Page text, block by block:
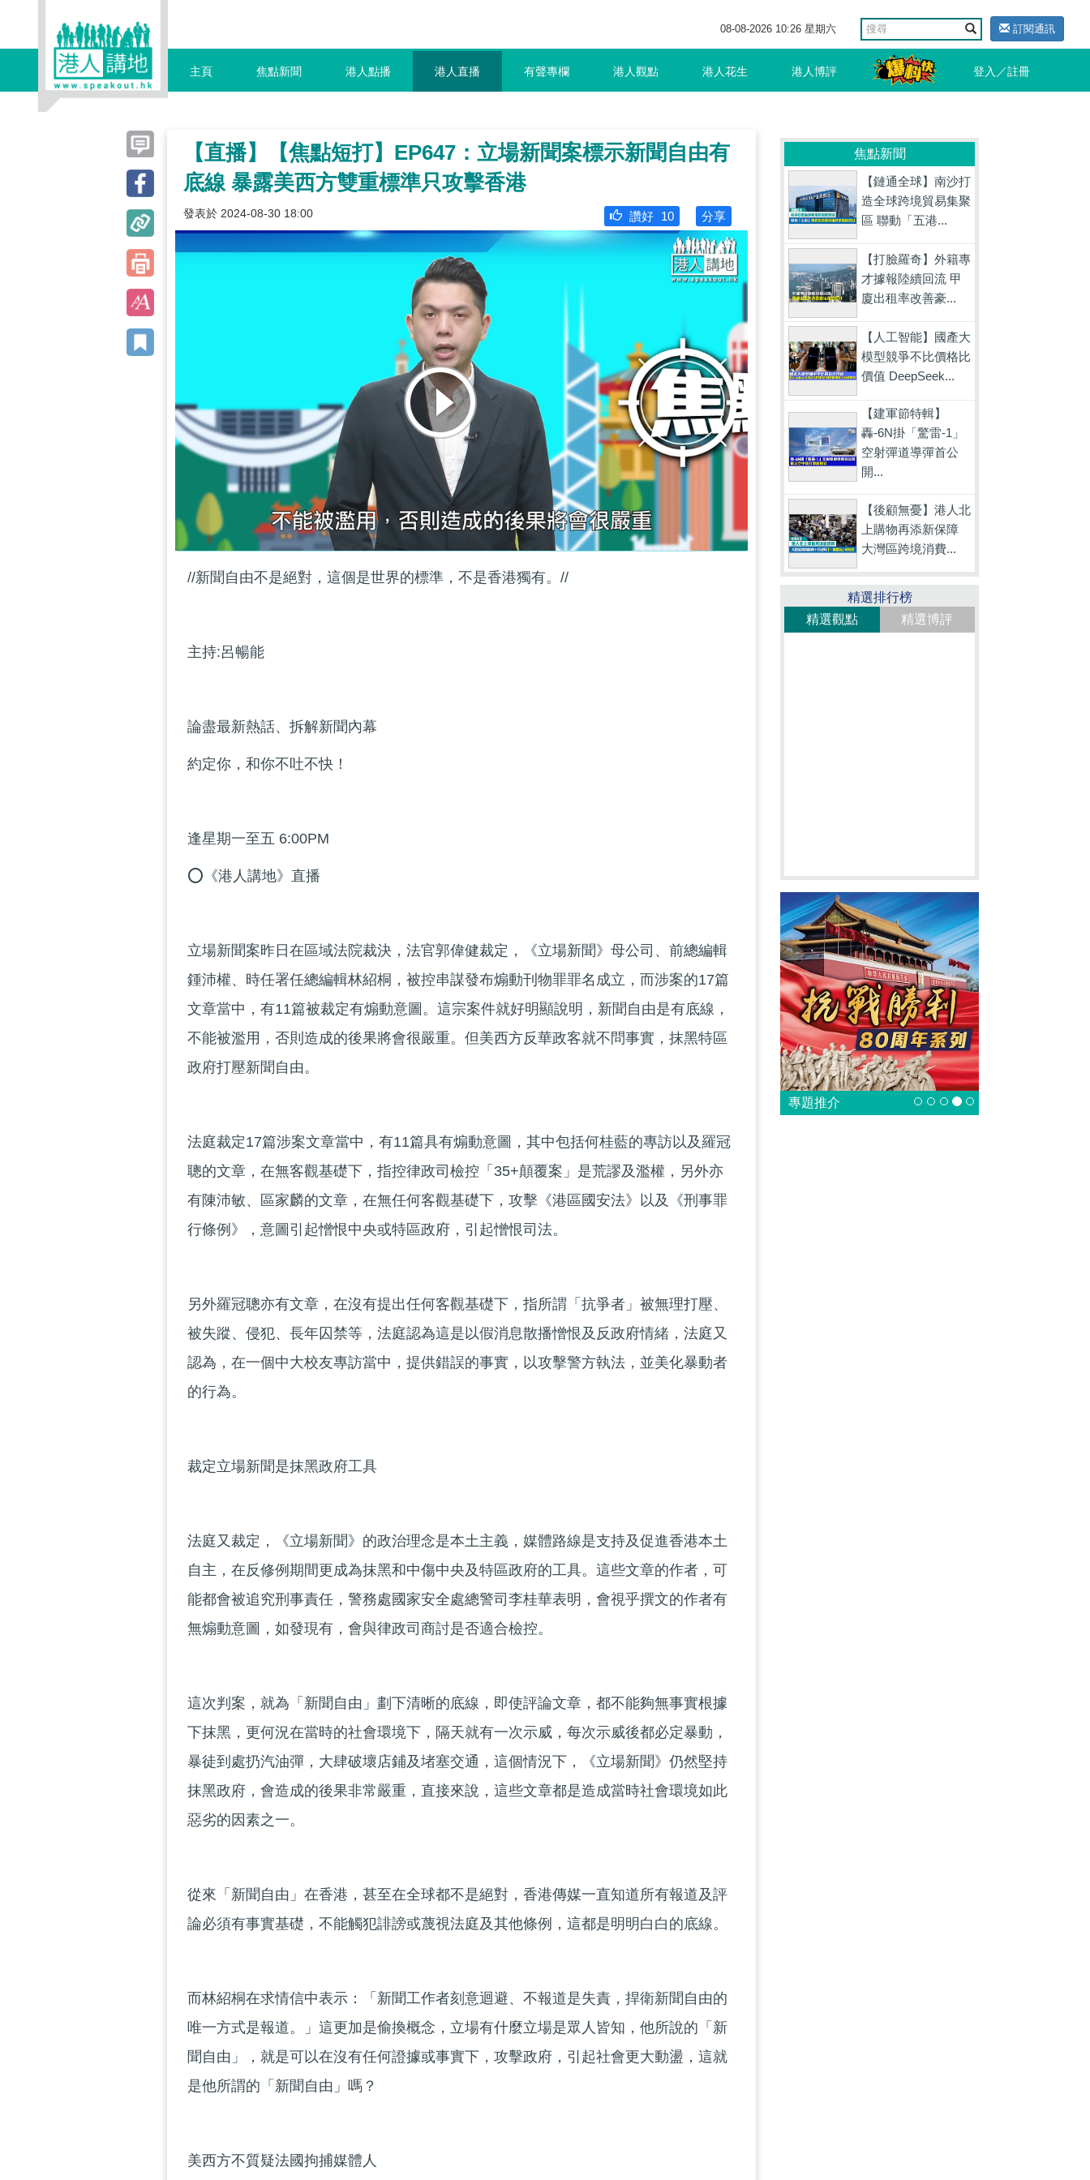
08-08-2026 10:26 星期六 訂閱通訊
主頁 焦點新聞 港人點播 港人直播 有聲專欄 港人觀點 港人花生 港人博評 登入／註冊
【直播】【焦點短打】EP647：立場新聞案標示新聞自由有
底線 暴露美西方雙重標準只攻擊香港
發表於 2024-08-30 18:00 分享
讚好 10
//新聞自由不是絕對，這個是世界的標準，不是香港獨有。//
主持:呂暢能
論盡最新熱話、拆解新聞內幕
約定你，和你不吐不快！
逢星期一至五 6:00PM
⭕《港人講地》直播
立場新聞案昨日在區域法院裁決，法官郭偉健裁定，《立場新聞》母公司、前總編輯
鍾沛權、時任署任總編輯林紹桐，被控串謀發布煽動刊物罪罪名成立，而涉案的17篇
文章當中，有11篇被裁定有煽動意圖。這宗案件就好明顯說明，新聞自由是有底線，
不能被濫用，否則造成的後果將會很嚴重。但美西方反華政客就不問事實，抹黑特區
政府打壓新聞自由。
法庭裁定17篇涉案文章當中，有11篇具有煽動意圖，其中包括何桂藍的專訪以及羅冠
聰的文章，在無客觀基礎下，指控律政司檢控「35+顛覆案」是荒謬及濫權，另外亦
有陳沛敏、區家麟的文章，在無任何客觀基礎下，攻擊《港區國安法》以及《刑事罪
行條例》，意圖引起憎恨中央或特區政府，引起憎恨司法。
另外羅冠聰亦有文章，在沒有提出任何客觀基礎下，指所謂「抗爭者」被無理打壓、
被失蹤、侵犯、長年囚禁等，法庭認為這是以假消息散播憎恨及反政府情緒，法庭又
認為，在一個中大校友專訪當中，提供錯誤的事實，以攻擊警方執法，並美化暴動者
的行為。
裁定立場新聞是抹黑政府工具
法庭又裁定，《立場新聞》的政治理念是本土主義，媒體路線是支持及促進香港本土
自主，在反修例期間更成為抹黑和中傷中央及特區政府的工具。這些文章的作者，可
能都會被追究刑事責任，警務處國家安全處總警司李桂華表明，會視乎撰文的作者有
無煽動意圖，如發現有，會與律政司商討是否適合檢控。
這次判案，就為「新聞自由」劃下清晰的底線，即使評論文章，都不能夠無事實根據
下抹黑，更何況在當時的社會環境下，隔天就有一次示威，每次示威後都必定暴動，
暴徒到處扔汽油彈，大肆破壞店鋪及堵塞交通，這個情況下，《立場新聞》仍然堅持
抹黑政府，會造成的後果非常嚴重，直接來說，這些文章都是造成當時社會環境如此
惡劣的因素之一。
從來「新聞自由」在香港，甚至在全球都不是絕對，香港傳媒一直知道所有報道及評
論必須有事實基礎，不能觸犯誹謗或蔑視法庭及其他條例，這都是明明白白的底線。
而林紹桐在求情信中表示：「新聞工作者刻意迴避、不報道是失責，捍衛新聞自由的
唯一方式是報道。」這更加是偷換概念，立場有什麼立場是眾人皆知，他所說的「新
聞自由」，就是可以在沒有任何證據或事實下，攻擊政府，引起社會更大動盪，這就
是他所謂的「新聞自由」嗎？
美西方不質疑法國拘捕媒體人
焦點新聞
【鏈通全球】南沙打
造全球跨境貿易集聚
區 聯動「五港...
【打臉羅奇】外籍專
才據報陸續回流 甲
廈出租率改善豪...
【人工智能】國產大
模型競爭不比價格比
價值 DeepSeek...
【建軍節特輯】
轟-6N掛「驚雷-1」
空射彈道導彈首公
開...
【後顧無憂】港人北
上購物再添新保障
大灣區跨境消費...
精選排行榜
精選觀點
精選博評
專題推介